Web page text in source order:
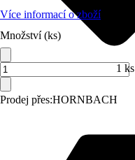
Prodej přes:HORNBACH
Více informací o zboží
Množství (ks)
1 ks